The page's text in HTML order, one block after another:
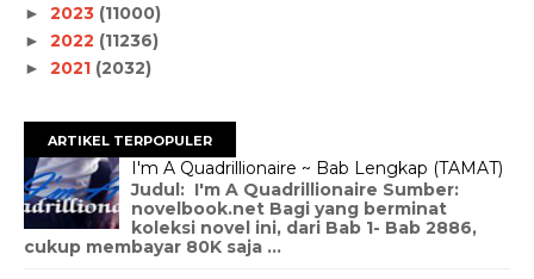
► 2023 (11000)
► 2022 (11236)
► 2021 (2032)
ARTIKEL TERPOPULER
I'm A Quadrillionaire ~ Bab Lengkap (TAMAT)
Judul: I'm A Quadrillionaire Sumber:
novelbook.net Bagi yang berminat
koleksi novel ini, dari Bab 1- Bab 2886,
cukup membayar 80K saja ...